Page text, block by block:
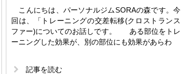
こんにちは、パーソナルジムSORAの森です。今
回は、「トレーニングの交差転移(クロストランス
ファー)についてのお話しです。 ある部位をトレ
ーニングした効果が、別の部位にも効果があらわ
記事を読む